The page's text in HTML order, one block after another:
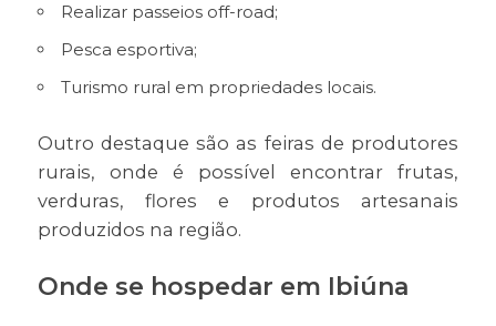
Realizar passeios off-road;
Pesca esportiva;
Turismo rural em propriedades locais.
Outro destaque são as feiras de produtores
rurais, onde é possível encontrar frutas,
verduras, flores e produtos artesanais
produzidos na região.
Onde se hospedar em Ibiúna